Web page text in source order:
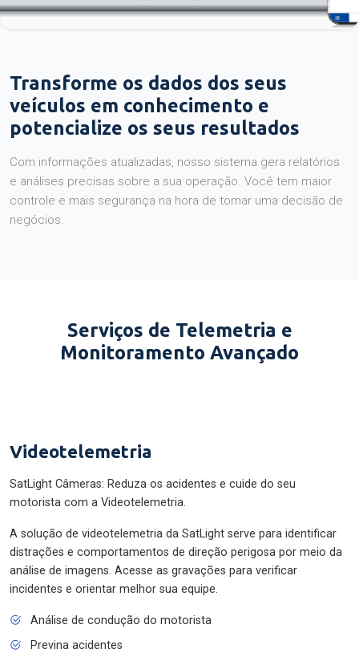
Transforme os dados dos seus
veículos em conhecimento e
potencialize os seus resultados
Com informações atualizadas, nosso sistema gera relatórios
e análises precisas sobre a sua operação. Você tem maior
controle e mais segurança na hora de tomar uma decisão de
negócios.
Serviços de Telemetria e
Monitoramento Avançado
Videotelemetria
SatLight Câmeras: Reduza os acidentes e cuide do seu
motorista com a Videotelemetria.
A solução de videotelemetria da SatLight serve para identificar
distrações e comportamentos de direção perigosa por meio da
análise de imagens. Acesse as gravações para verificar
incidentes e orientar melhor sua equipe.
Análise de condução do motorista
Previna acidentes